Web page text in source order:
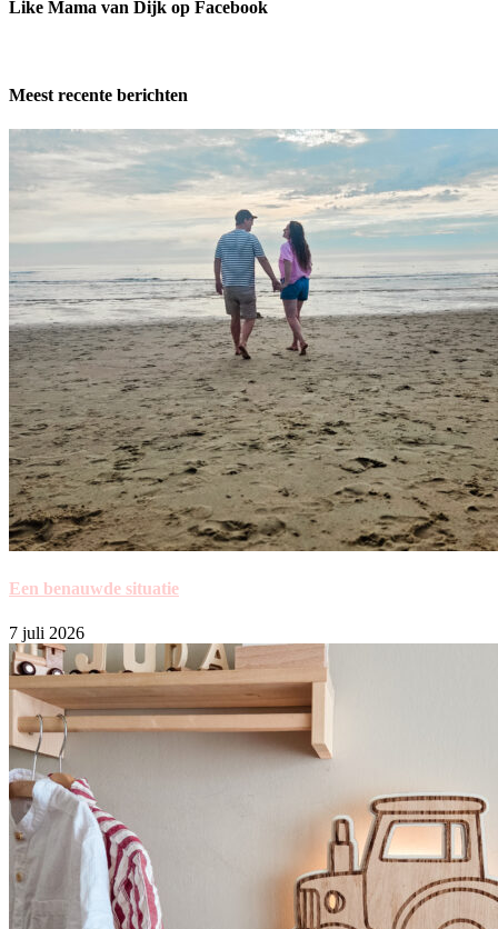
Like Mama van Dijk op Facebook
Meest recente berichten
Een benauwde situatie
7 juli 2026